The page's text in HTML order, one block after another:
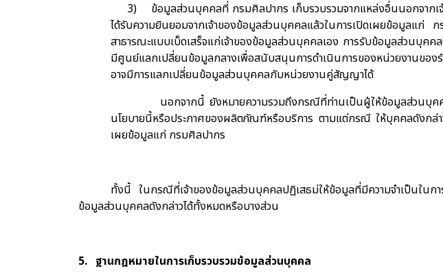
3)
ข้อมูลส่วนบุคคลที่ กรมศิลปากร เก็บรวบรวมจากแหล่งอื่นนอกจาก
ได้รับความยินยอมจากเจ้าของข้อมูลส่วนบุคคลแล้วในการเปิดเผยข้อมูลแก่
สาธารณะแบบเบ็ดเสร็จแก่เจ้าของข้อมูลส่วนบุคคลเอง การรับข้อมูลส่วนบุค
มีศูนย์แลกเปลี่ยนข้อมูลกลางเพื่อสนับสนุนการดำเนินการของหน่วยงานขอ
อาจมีการแลกเปลี่ยนข้อมูลส่วนบุคคลกับหน่วยงานคู่สัญญาได้
นอกจากนี้ ยังหมายความรวมถึงกรณีที่ท่านเป็นผู้ให้ข้อมูลส่วนบุ
นโยบายนี้หรือประกาศของผลิตภัณฑ์หรือบริการ ตามแต่กรณี ให้บุคคลดังก
เผยข้อมูลแก่ กรมศิลปากร
ทั้งนี้ ในกรณีที่เจ้าของข้อมูลส่วนบุคคลปฏิเสธม่ให้ข้อมูลที่มีความจำเป็นใน
ข้อมูลส่วนบุคคลดังกล่าวได้ทั้งหมดหรือบางส่วน
5. ฐานกฎหมายในการเก็บรวบรวมข้อมูลส่วนบุคคล